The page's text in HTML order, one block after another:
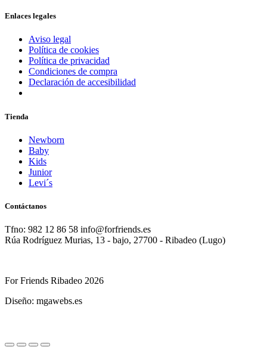
Enlaces legales
Aviso legal
Política de cookies
Política de privacidad
Condiciones de compra
Declaración de accesibilidad
Tienda
Newborn
Baby
Kids
Junior
Levi´s
Contáctanos
Tfno: 982 12 86 58 info@forfriends.es
Rúa Rodríguez Murias, 13 - bajo, 27700 - Ribadeo (Lugo)
For Friends Ribadeo 2026
Diseño: mgawebs.es